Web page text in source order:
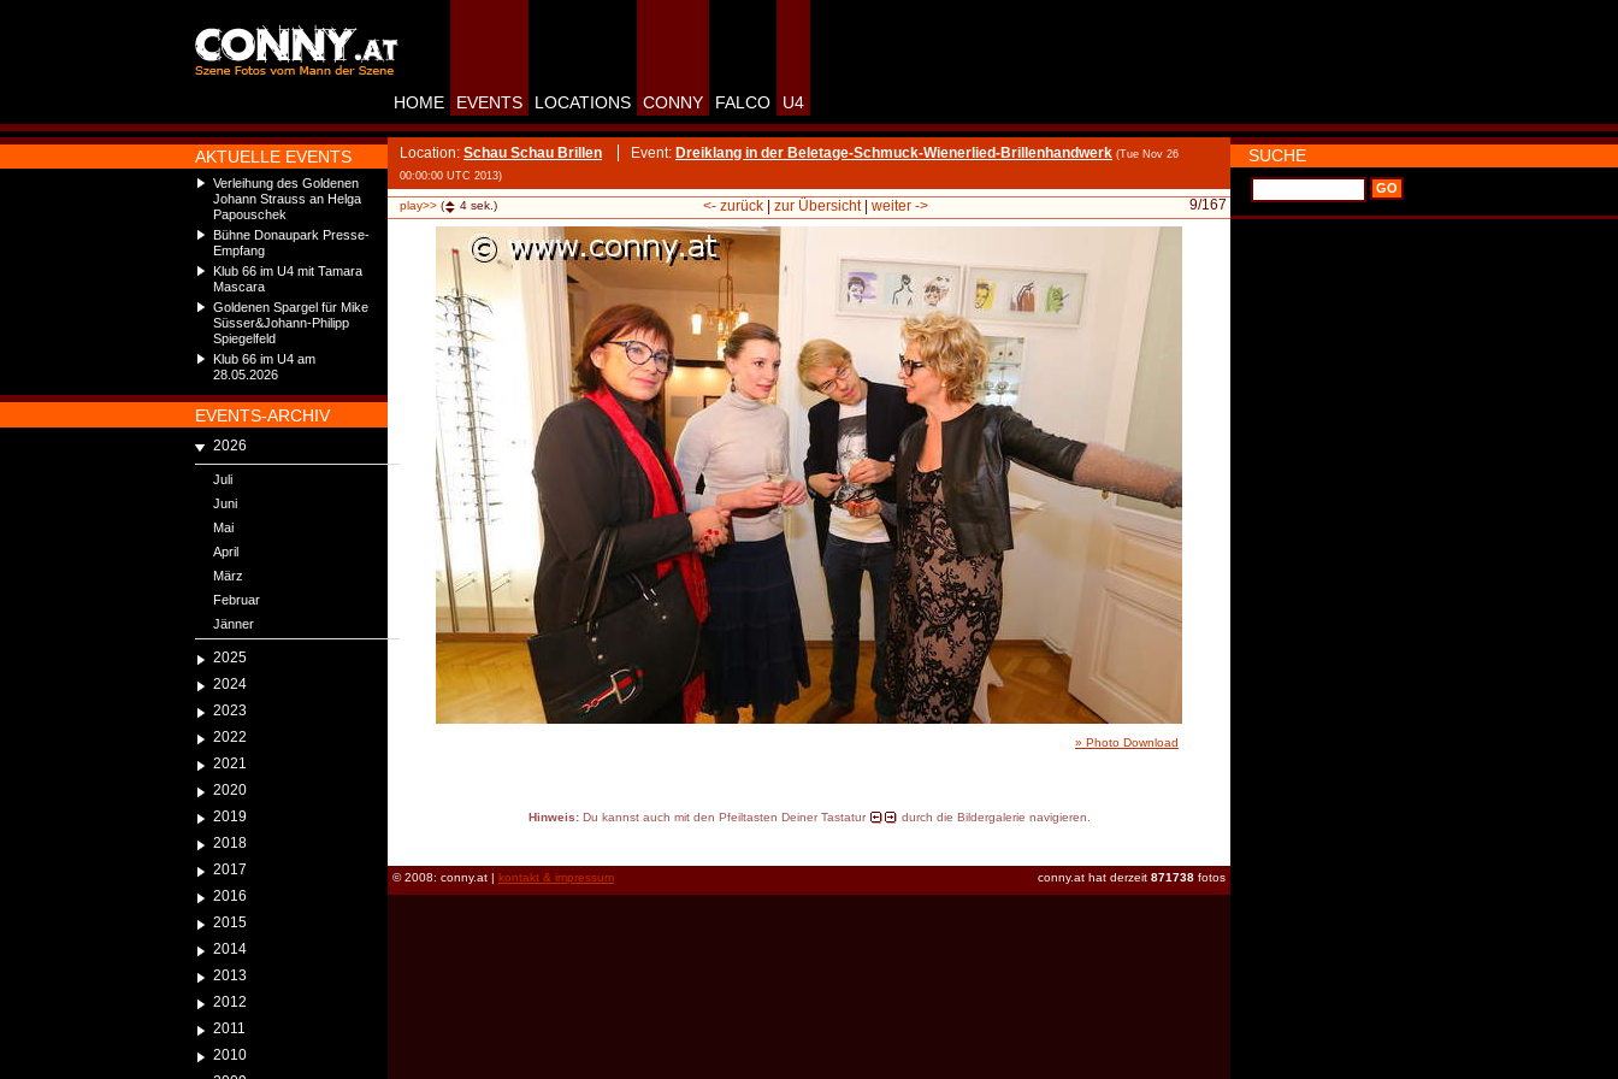
AKTUELLE EVENTS
Verleihung des Goldenen
Johann Strauss an Helga
Papouschek
Bühne Donaupark Presse-
Empfang
Klub 66 im U4 mit Tamara
Mascara
Goldenen Spargel für Mike
Süsser&Johann-Philipp
Spiegelfeld
Klub 66 im U4 am
28.05.2026
EVENTS-ARCHIV
2026
Juli
Juni
Mai
April
März
Februar
Jänner
2025
2024
2023
2022
2021
2020
2019
2018
2017
2016
2015
2014
2013
2012
2011
2010
HOME EVENTS LOCATIONS CONNY FALCO U4
Location: Schau Schau Brillen Event: Dreiklang in der Beletage-Schmuck-Wienerlied-Brillenhandwerk (Tue Nov 26
00:00:00 UTC 2013)
play>> ( 4 sek.) 9/167
<- zurück| zur Übersicht| weiter ->
» Photo Download
Hinweis:Du kannst auch mit den Pfeiltasten Deiner Tastatur durch die Bildergalerie navigieren.
conny.at hat derzeit 871738 fotos
© 2008: conny.at | kontakt & impressum
SUCHE